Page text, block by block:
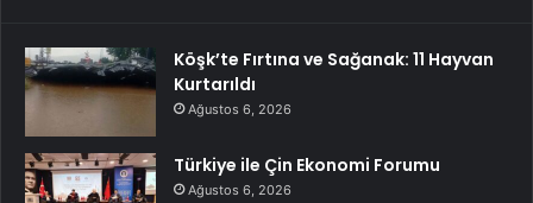
Köşk’te Fırtına ve Sağanak: 11 Hayvan
Kurtarıldı
Ağustos 6, 2026
Türkiye ile Çin Ekonomi Forumu
Ağustos 6, 2026